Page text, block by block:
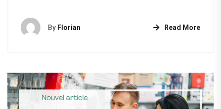
By Florian Read More